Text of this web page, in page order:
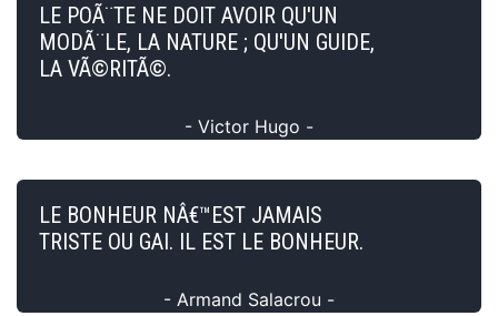
LE POÃ¨TE NE DOIT AVOIR QU'UN
MODÃ¨LE, LA NATURE ; QU'UN GUIDE,
LA VÃ©RITÃ©.
- Victor Hugo -
LE BONHEUR NÂ€™EST JAMAIS
TRISTE OU GAI. IL EST LE BONHEUR.
- Armand Salacrou -